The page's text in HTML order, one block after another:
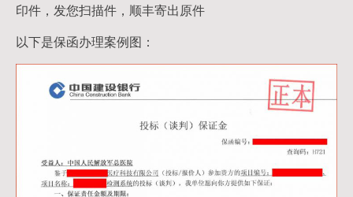
印件，发您扫描件，顺丰寄出原件
以下是保函办理案例图：